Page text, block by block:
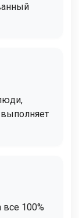
выполняет
100%